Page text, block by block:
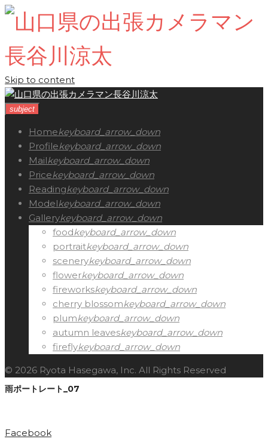
Skip to content
subject
Homekeyboard_arrow_down
Profilekeyboard_arrow_down
Mailkeyboard_arrow_down
Pricekeyboard_arrow_down
Readingkeyboard_arrow_down
Modelkeyboard_arrow_down
Gallerykeyboard_arrow_down
foodkeyboard_arrow_down
portraitkeyboard_arrow_down
scenerykeyboard_arrow_down
flowerkeyboard_arrow_down
fireworkskeyboard_arrow_down
cherry blossomkeyboard_arrow_down
plumkeyboard_arrow_down
autumn leaveskeyboard_arrow_down
fireflykeyboard_arrow_down
© 2026 Ryota Hasegawa, Inc. All Rights Reserved
雨ポートレート_07
Facebook